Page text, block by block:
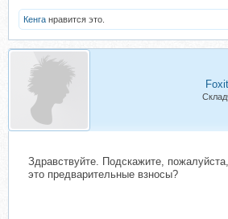
Кенга нравится это.
Здравствуйте. Подскажите,
это предварительные взносы?